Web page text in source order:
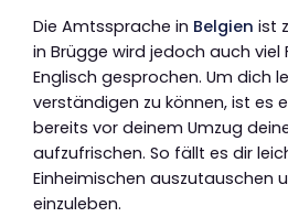
Die Amtssprache in Belgien ist
in Brügge wird jedoch auch viel
Englisch gesprochen. Um dich
verständigen zu können, ist es
bereits vor deinem Umzug
aufzufrischen. So fällt es dir
Einheimischen auszutauschen
einzuleben.